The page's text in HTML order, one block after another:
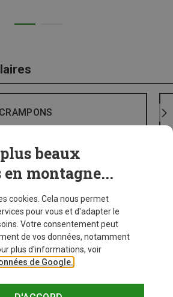
CRAMPONS
beaux
montagne...
cookies. Cela nous permet
pour vous et d'adapter le
Votre consentement peut
de vos données, notamment
plus d'informations, voir
de Google.